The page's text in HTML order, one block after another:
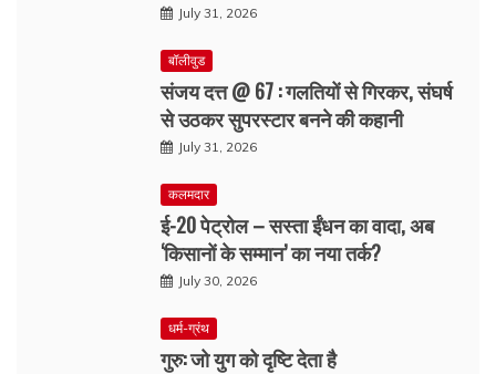
July 31, 2026
बॉलीवुड
संजय दत्त @ 67 : गलतियों से गिरकर, संघर्ष
से उठकर सुपरस्टार बनने की कहानी
July 31, 2026
कलमदार
ई-20 पेट्रोल – सस्ता ईंधन का वादा, अब
‘किसानों के सम्मान’ का नया तर्क?
July 30, 2026
धर्म-ग्रंथ
गुरु: जो युग को दृष्टि देता है